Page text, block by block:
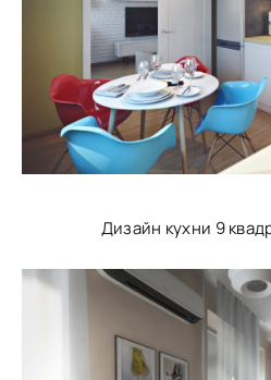
Дизайн кухни 9